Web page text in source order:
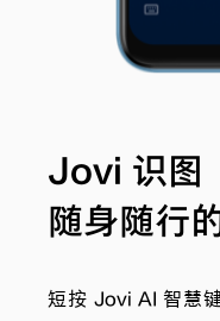
Jovi 识图
随身随行
短按 Jovi AI 智慧